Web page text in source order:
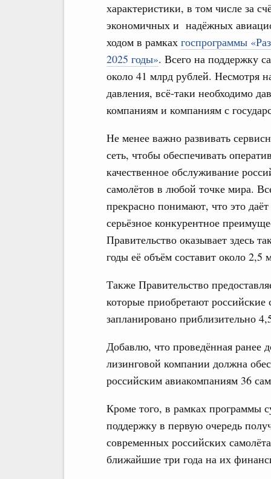
характеристики, в том числе за
экономичных и надёжных
ходом в рамках госпрограммы
2025 годы». Всего на поддержку
около 41 млрд рублей. Несмотря
давления, всё-таки необходимо
компаниям и компаниям с
Не менее важно развивать
сеть, чтобы обеспечивать
качественное обслуживание
самолётов в любой точке мира.
прекрасно понимают, что это даёт
серьёзное конкурентное
Правительство оказывает здесь
годы её объём составит около 2,5
Также Правительство
которые приобретают
запланировано приблизительно
Добавлю, что проведённая ранее
лизинговой компании должна
российским авиакомпаниям 36
Кроме того, в рамках программы
поддержку в первую очередь
современных российских
ближайшие три года на их